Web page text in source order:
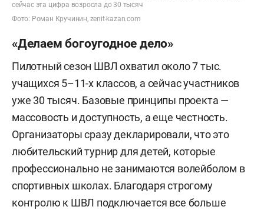
сейчас эта цифра возросла до 30 тысяч
Фото: Роман Кручинин, zenit-kazan.com
«Делаем богоугодное дело»
Пилотный сезон ШВЛ охватил около 7 тыс.
учащихся 5–11-х классов, а сейчас участников
уже 30 тысяч. Базовые принципы проекта —
массовость и доступность, а еще честность.
Организаторы сразу декларировали, что это
любительский турнир для детей, которые
профессионально не занимаются волейболом в
спортивных школах. Благодаря строгому
контролю к ШВЛ подключается все больше